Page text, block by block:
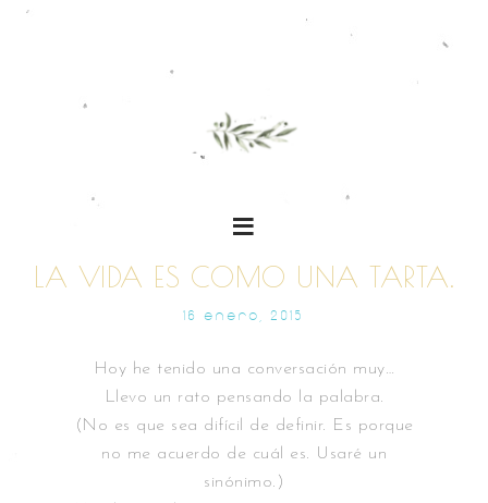
LA VIDA ES COMO UNA TARTA.
16 ENERO, 2015
Hoy he tenido una conversación muy…
Llevo un rato pensando la palabra.
(No es que sea difícil de definir. Es porque
no me acuerdo de cuál es. Usaré un
sinónimo.)